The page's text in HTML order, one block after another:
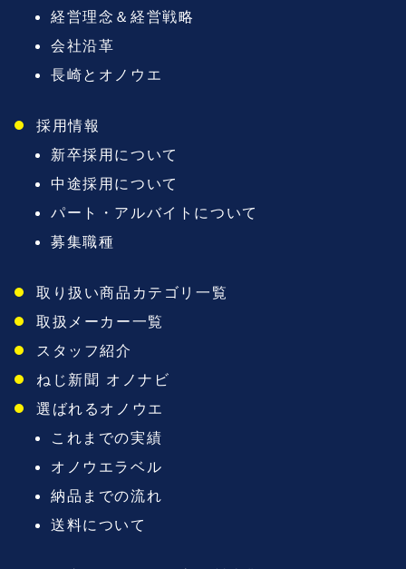
経営理念＆経営戦略
会社沿革
長崎とオノウエ
採用情報
新卒採用について
中途採用について
パート・アルバイトについて
募集職種
取り扱い商品カテゴリ一覧
取扱メーカー一覧
スタッフ紹介
ねじ新聞 オノナビ
選ばれるオノウエ
これまでの実績
オノウエラベル
納品までの流れ
送料について